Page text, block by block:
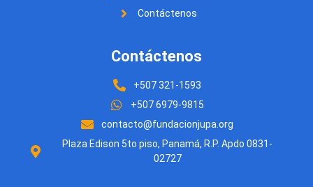
Contáctenos
Contáctenos
+507 321-1593
+507 6979-9815
contacto@fundacionjupa.org
Plaza Edison 5to piso, Panamá, R.P. Apdo 0831-
02727